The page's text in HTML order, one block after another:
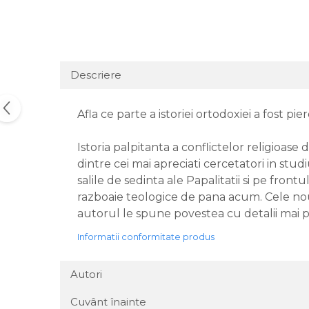
Descriere
Afla ce parte a istoriei ortodoxiei a fost
Istoria palpitanta a conflictelor religioase
dintre cei mai apreciati cercetatori in
salile de sedinta ale Papalitatii si pe
razboaie teologice de pana acum. Cele
autorul le spune povestea cu detalii mai
Informatii conformitate produs
Autori
Cuvânt înainte